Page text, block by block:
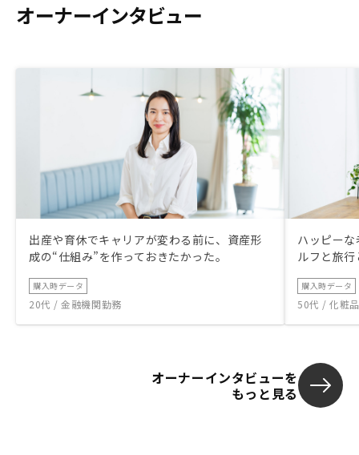
オーナーインタビュー
出産や育休でキャリアが変わる前に、資産形
成の“仕組み”を作っておきたかった。
購入時データ
20代 / 金融機関勤務
ハッピー
ルフと旅
購入時データ
50代 / 化粧
オーナーインタビューを
もっと見る